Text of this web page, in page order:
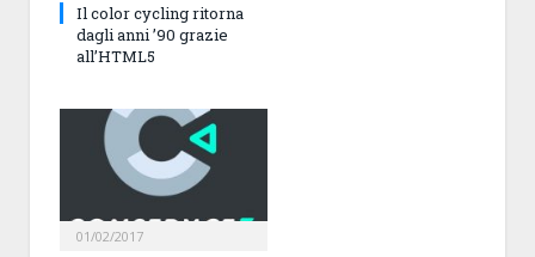
Il color cycling ritorna
dagli anni ’90 grazie
all’HTML5
01/02/2017